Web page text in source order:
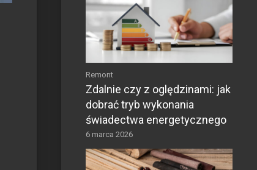
Remont
Zdalnie czy z oględzinami: jak
dobrać tryb wykonania
świadectwa energetycznego
6 marca 2026